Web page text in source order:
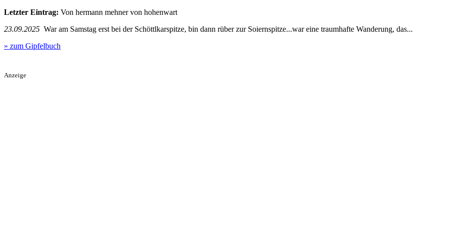
Letzter Eintrag: Von hermann mehner von hohenwart
23.09.2025 War am Samstag erst bei der Schöttlkarspitze, bin dann rüber zur Soiernspitze...war eine traumhafte Wanderung, das...
» zum Gipfelbuch
Anzeige